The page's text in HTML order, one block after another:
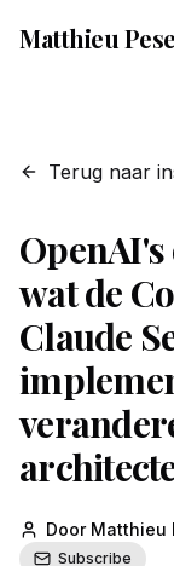
Matthieu
Terug naar
wat de
Claude
Door Matthieu
Subscribe